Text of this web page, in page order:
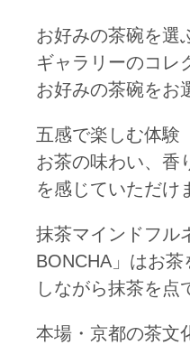
お好みの茶碗を選
ギャラリーのコレ
お好みの茶碗をお
五感で楽しむ体験
お茶の味わい、香
を感じていただけ
抹茶マインドフル
BONCHA」はお
しながら抹茶を点
本場・京都の茶文